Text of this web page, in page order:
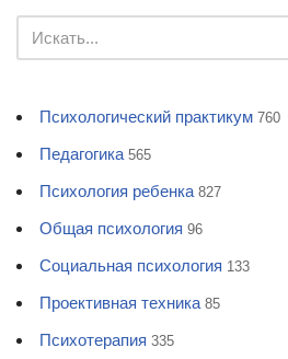
Психологический практикум 760
Педагогика 565
Психология ребенка 827
Общая психология 96
Социальная психология 133
Проективная техника 85
Психотерапия 335